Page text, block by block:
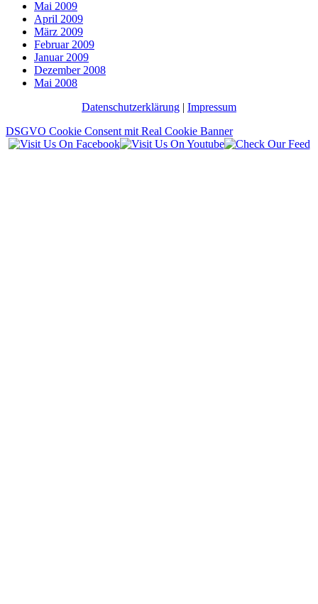
Mai 2009
April 2009
März 2009
Februar 2009
Januar 2009
Dezember 2008
Mai 2008
Datenschutzerklärung | Impressum
DSGVO Cookie Consent mit Real Cookie Banner